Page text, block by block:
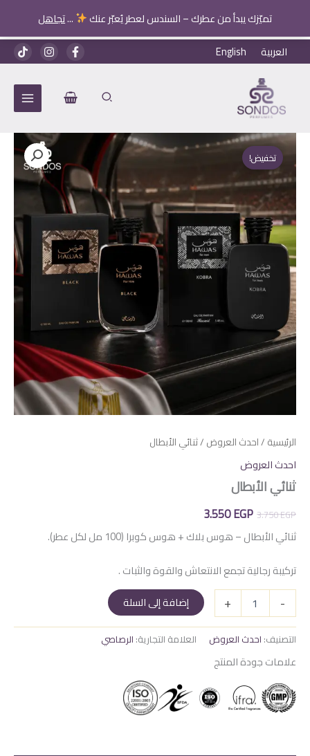
تميّزك يبدأ من عطرك – السندس لعطر يُعبّر عنك ...تجاهل
تخطي
إلى
العربية English
تخفيض!
الرئيسية /احدث العروض / ثنائي الأبطال
احدث العروض
ثنائي الأبطال
3.750EGP
السعر
الأصلي
هو:
3.750 EGP.
3.550EGP
الحالي
هو:
3.550 EGP.
ثنائي الأبطال – هوس بلاك + هوس كوبرا (100 مل لكل عطر).
تركيبة رجالية تجمع الانتعاش والقوة والثبات .
-
كمية
ثنائي
الأبطال
+ إضافة إلى السلة
التصنيف: احدث العروض العلامة التجارية: الرصاصي
علامات جودة المنتج